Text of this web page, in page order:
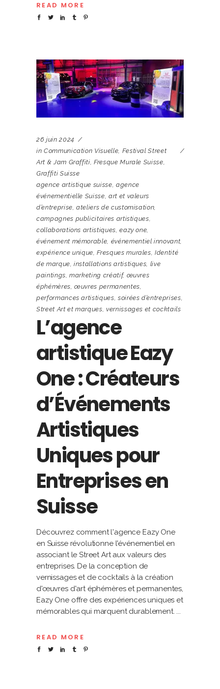
READ MORE
26 juin 2024
in Communication Visuelle, Festival Street
Art & Jam Graffiti,Fresque Murale Suisse,
Graffiti Suisse
agence artistique suisse, agence
événementielle Suisse, art et valeurs
d’entreprise,ateliers de customisation,
campagnes publicitaires artistiques,
collaborations artistiques,eazy one,
événement mémorable, événementiel innovant,
expérience unique,Fresques murales,Identité
de marque,installations artistiques, live
paintings,marketing créatif, œuvres
éphémères,œuvres permanentes,
performances artistiques, soirées d’entreprises,
Street Art et marques, vernissages et cocktails
L’agence
artistique Eazy
One : Créateurs
d’Événements
Artistiques
Uniques pour
Entreprises en
Suisse
Découvrez comment l'agence Eazy One
en Suisse révolutionne l'événementiel en
associant le Street Art aux valeurs des
entreprises. De la conception de
vernissages et de cocktails à la création
d'œuvres d'art éphémères et permanentes,
Eazy One offre des expériences uniques et
mémorables qui marquent durablement.
READ MORE